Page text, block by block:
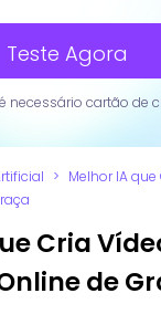
Teste Agora
necessário cartão de
> Melhor IA
Cria
de